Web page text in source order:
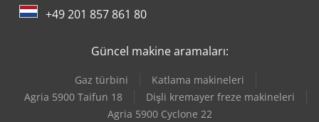
+49 201 857 861 80
Güncel makine aramaları:
Gaz türbini
Katlama makineleri
Agria 5900 Taifun 18
Dişli kremayer freze makineleri
Agria 5900 Cyclone 22